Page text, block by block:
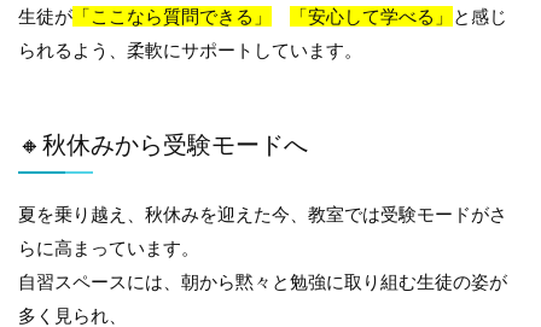
生徒が 「ここなら質問できる」 「安心して学べる」
と感じ
られるよう、柔軟にサポートしています。
🔸秋休みから受験モードへ
夏を乗り越え、秋休みを迎えた今、教室では受験モードがさ
らに高まっています。
自習スペースには、朝から黙々と勉強に取り組む生徒の姿が
多く見られ、